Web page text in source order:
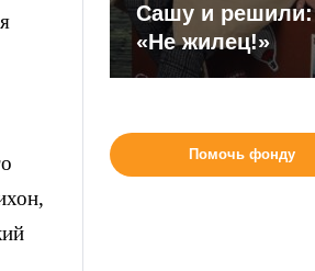
Сашу и решили:
«Не жилец!»
Помочь фонду